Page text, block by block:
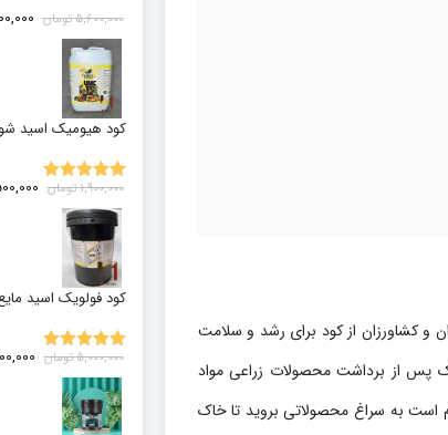
و کشاورزان از کود برای رشد و سلامت
پس از برداشت محصولات زراعی مواد
است به سراغ محصولاتی بروید تا خاک
5,600,000تومان قیمت
کود هیومیک اسید شوک 5
نمره5.00
از 5
1,900,000تومان قیمت
کود فولویک اسید مایع
نمره5.00
از 5
5,000,000تومان قیمت